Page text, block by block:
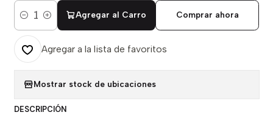
Cantidad
Agregar al Carro Comprar ahora
Agregar a la lista de favoritos
Mostrar stock de ubicaciones
DESCRIPCIÓN